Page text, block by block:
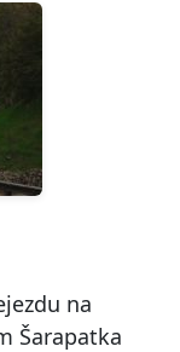
na
Šarapatka